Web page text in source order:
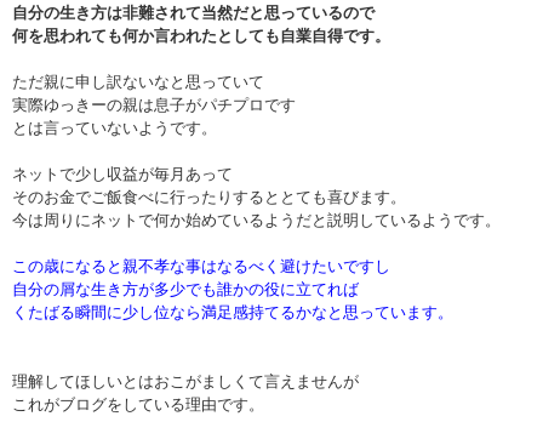
自分の生き方は非難されて当然だと思っているので
何を思われても何か言われたとしても自業自得です。
ただ親に申し訳ないなと思っていて
実際ゆっきーの親は息子がパチプロです
とは言っていないようです。
ネットで少し収益が毎月あって
そのお金でご飯食べに行ったりするととても喜びます。
今は周りにネットで何か始めているようだと説明しているようです。
この歳になると親不孝な事はなるべく避けたいですし
自分の屑な生き方が多少でも誰かの役に立てれば
くたばる瞬間に少し位なら満足感持てるかなと思っています。
理解してほしいとはおこがましくて言えませんが
これがブログをしている理由です。